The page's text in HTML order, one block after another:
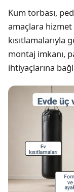
Kum torbası,
amaçlara
kısıtlamalarıyla
montaj imkanı,
ihtiyaçlarına